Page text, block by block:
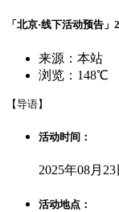
「北京·线下活动预告
来源：本站
浏览：148℃
【导语】
活动时间：
2025年08月23
活动地点：